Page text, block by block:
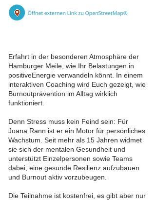
Erfahrt in der besonderen Atmosphäre der
Hamburger Meile, wie Ihr Belastungen in
positiveEnergie verwandeln könnt. In einem
interaktiven Coaching wird Euch gezeigt, wie
Burnoutprävention im Alltag wirklich
funktioniert.
Denn Stress muss kein Feind sein: Für
Joana Rann ist er ein Motor für persönliches
Wachstum. Seit mehr als 15 Jahren widmet
sie sich der mentalen Gesundheit und
unterstützt Einzelpersonen sowie Teams
dabei, eine gesunde Resilienz aufzubauen
und Burnout aktiv vorzubeugen.
Die Teilnahme ist kostenfrei, es gibt aber nur